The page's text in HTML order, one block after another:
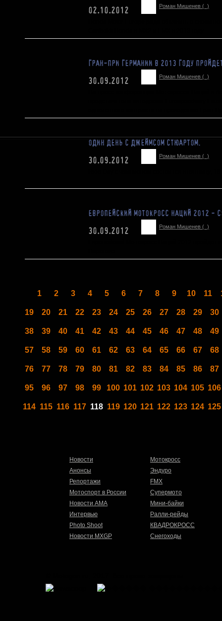
02.10.2012 Роман Мишенев (_)
ГРАН-ПРИ ГЕРМАНИИ В 2013 ГОДУ
30.09.2012 Роман Мишенев (_)
ОДИН ДЕНЬ С ДЖЕЙМСОМ СТЮАРТОМ.
30.09.2012 Роман Мишенев (_)
ЕВРОПЕЙСКИЙ МОТОКРОСС НАЦИЙ 2012 -
30.09.2012 Роман Мишенев (_)
1 2 3 4 5 6 7 8 9 10 11
19 20 21 22 23 24 25 26 27 28 29 30
38 39 40 41 42 43 44 45 46 47 48 49
57 58 59 60 61 62 63 64 65 66 67 68
76 77 78 79 80 81 82 83 84 85 86 87
95 96 97 98 99 100 101 102 103 104 105 106
114 115 116 117 118 119 120 121 122 123 124 125
Новости
Анонсы
Репортажи
Мотоспорт в России
Новости AMA
Интервью
Photo Shoot
Новости MXGP
Мотокросс
Эндуро
FMX
Супермото
Мини-байки
Ралли-рейды
КВАДРОКРОСС
Снегоходы